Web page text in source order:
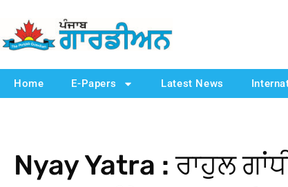
Home E-Papers Latest News
Nyay Yatra : ਰਾਹੁਲ